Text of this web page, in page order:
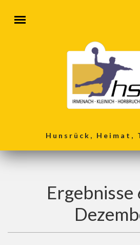
Hunsrück, Heimat,
Ergebnisse